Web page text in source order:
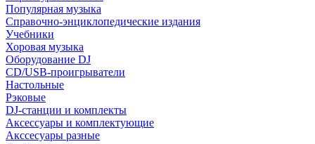
Популярная музыка
Справочно-энциклопедические издания
Учебники
Хоровая музыка
Оборудование DJ
CD/USB-проигрыватели
Настольные
Рэковые
DJ-станции и комплекты
Аксессуары и комплектующие
Акссесуары разные